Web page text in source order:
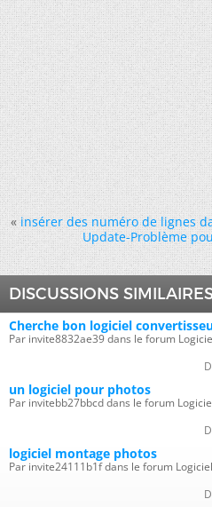
« insérer des numéro de lignes
Update-Problème
DISCUSSIONS
Cherche bon logiciel
Par invite8832ae39 dans le forum
un logiciel pour photos
Par invitebb27bbcd dans le forum
logiciel montage photos
Par invite24111b1f dans le forum